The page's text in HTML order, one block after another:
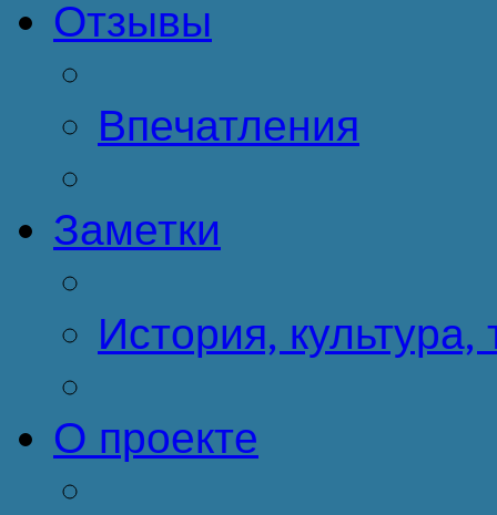
Отзывы
Впечатления
Заметки
История, культура,
О проекте